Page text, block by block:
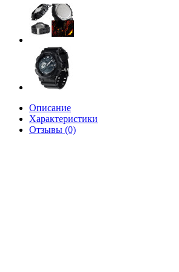
Описание
Характеристики
Отзывы (0)